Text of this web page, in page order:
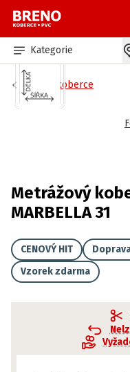
Kategorie
Bytové koberce
Metrážový
MARBELLA 31
CENOVÝ HIT
Vzorek zdarma